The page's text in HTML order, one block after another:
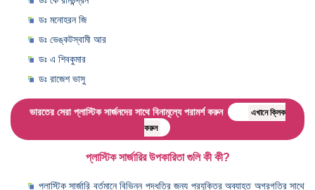
ডঃ মনোহরন জি
ডঃ ভেঙ্কটস্বামী আর
ডঃ এ শিবকুমার
ডঃ রাজেশ ভাসু
ভারতের সেরা প্লাস্টিক সার্জনদের সাথে বিনামূল্যে পরামর্শ করুন
এখানে ক্লিক
করুন
প্লাস্টিক সার্জারির উপকারিতা গুলি কী কী?
প্লাস্টিক সার্জারি বর্তমানে বিভিন্ন পদ্ধতির জন্য প্রযুক্তির অব্যাহত অগ্রগতির সাথে